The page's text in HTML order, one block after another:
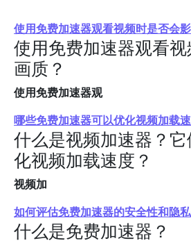
使用免费加速器观看视频时是否会
使用免费加速器观看
画质？
使用免费加速器观
哪些免费加速器可以优化视频加载
什么是视频加速器？
化视频加载速度？
视频加
如何评估免费加速器的安全性和隐
什么是免费加速器？